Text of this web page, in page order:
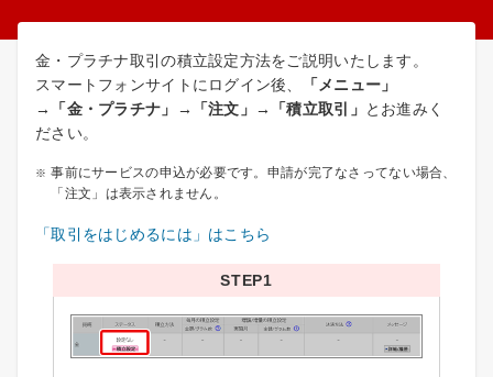
金・プラチナ取引の積立設定方法をご説明いたします。
スマートフォンサイトにログイン後、
「メニュー」
→「金・プラチナ」→「注文」→「積立取引」 とお進みく
ださい。
事前にサービスの申込が必要です。申請が完了なさってない場合、
「注文」は表示されません。
「取引をはじめるには」はこちら
STEP1